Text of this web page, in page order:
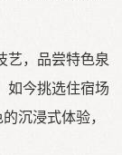
艺，品尝特色泉
如今挑选住宿场
沉浸式体验，